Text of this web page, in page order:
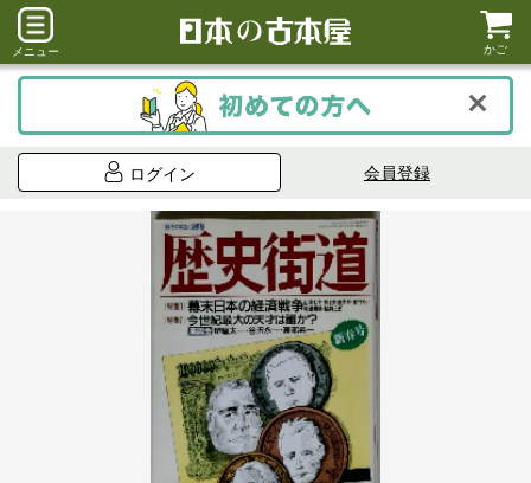
メニュー かご
ログイン 会員登録